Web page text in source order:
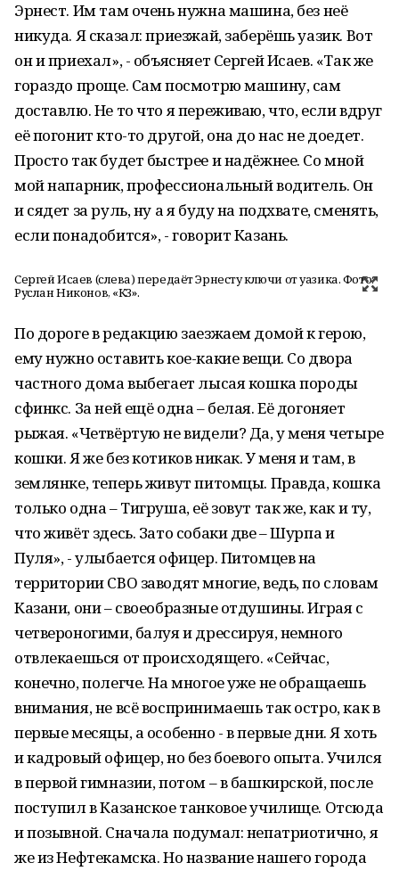
Эрнест. Им там очень нужна машина, без неё
никуда. Я сказал: приезжай, заберёшь уазик. Вот
он и приехал», - объясняет Сергей Исаев. «Так же
гораздо проще. Сам посмотрю машину, сам
доставлю. Не то что я переживаю, что, если вдруг
её погонит кто-то другой, она до нас не доедет.
Просто так будет быстрее и надёжнее. Со мной
мой напарник, профессиональный водитель. Он
и сядет за руль, ну а я буду на подхвате, сменять,
если понадобится», - говорит Казань.
Сергей Исаев (слева) передаёт Эрнесту ключи от уазика. Фото:
Руслан Никонов, «КЗ».
По дороге в редакцию заезжаем домой к герою,
ему нужно оставить кое-какие вещи. Со двора
частного дома выбегает лысая кошка породы
сфинкс. За ней ещё одна – белая. Её догоняет
рыжая. «Четвёртую не видели? Да, у меня четыре
кошки. Я же без котиков никак. У меня и там, в
землянке, теперь живут питомцы. Правда, кошка
только одна – Тигруша, её зовут так же, как и ту,
что живёт здесь. Зато собаки две – Шурпа и
Пуля», - улыбается офицер. Питомцев на
территории СВО заводят многие, ведь, по словам
Казани, они – своеобразные отдушины. Играя с
четвероногими, балуя и дрессируя, немного
отвлекаешься от происходящего. «Сейчас,
конечно, полегче. На многое уже не обращаешь
внимания, не всё воспринимаешь так остро, как в
первые месяцы, а особенно - в первые дни. Я хоть
и кадровый офицер, но без боевого опыта. Учился
в первой гимназии, потом – в башкирской, после
поступил в Казанское танковое училище. Отсюда
и позывной. Сначала подумал: непатриотично, я
же из Нефтекамска. Но название нашего города